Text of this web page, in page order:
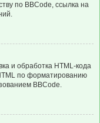
по BBCode, ссылка на
и обработка HTML-кода
по форматированию
BBCode.